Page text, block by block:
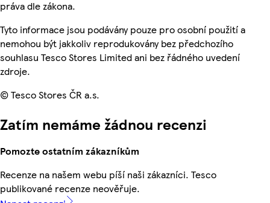
práva dle zákona.
Tyto informace jsou podávány pouze pro osobní použití a
nemohou být jakkoliv reprodukovány bez předchozího
souhlasu Tesco Stores Limited ani bez řádného uvedení
zdroje.
© Tesco Stores ČR a.s.
Zatím nemáme žádnou recenzi
Pomozte ostatním zákazníkům
Recenze na našem webu píší naši zákazníci. Tesco
publikované recenze neověřuje.